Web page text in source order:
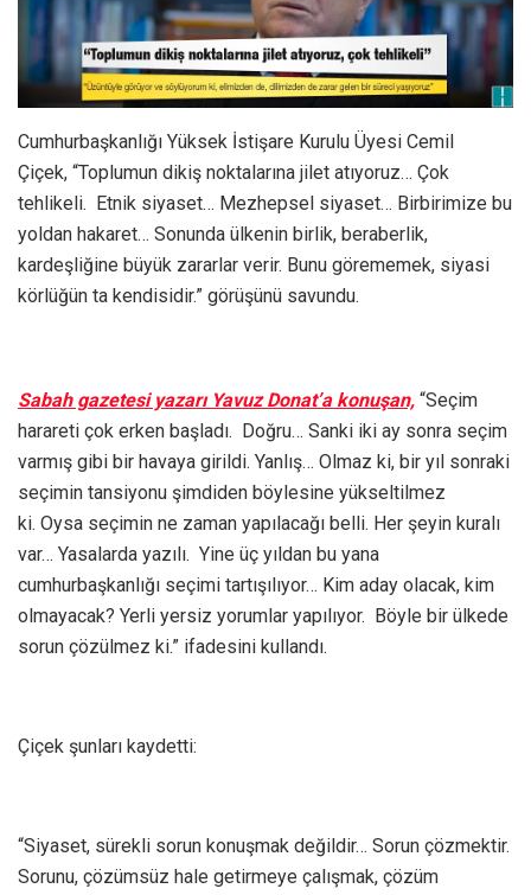
Cumhurbaşkanlığı Yüksek İstişare Kurulu Üyesi Cemil
Çiçek, “Toplumun dikiş noktalarına jilet atıyoruz… Çok
tehlikeli. Etnik siyaset… Mezhepsel siyaset… Birbirimize bu
yoldan hakaret… Sonunda ülkenin birlik, beraberlik,
kardeşliğine büyük zararlar verir. Bunu görememek, siyasi
körlüğün ta kendisidir.” görüşünü savundu.
Sabah gazetesi yazarı Yavuz Donat’a konuşan, “Seçim
harareti çok erken başladı. Doğru… Sanki iki ay sonra seçim
varmış gibi bir havaya girildi. Yanlış… Olmaz ki, bir yıl sonraki
seçimin tansiyonu şimdiden böylesine yükseltilmez
ki. Oysa seçimin ne zaman yapılacağı belli. Her şeyin kuralı
var… Yasalarda yazılı. Yine üç yıldan bu yana
cumhurbaşkanlığı seçimi tartışılıyor… Kim aday olacak, kim
olmayacak? Yerli yersiz yorumlar yapılıyor. Böyle bir ülkede
sorun çözülmez ki.” ifadesini kullandı.
Çiçek şunları kaydetti:
“Siyaset, sürekli sorun konuşmak değildir… Sorun çözmektir.
Sorunu, çözümsüz hale getirmeye çalışmak, çözüm